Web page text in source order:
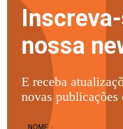
nossa
E receba
novas
NOME